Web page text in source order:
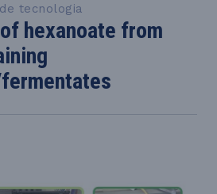
tecnologia
hexanoate from